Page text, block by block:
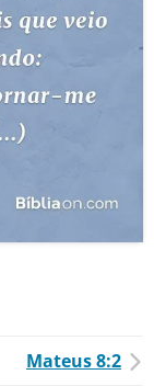
Mateus 8:2